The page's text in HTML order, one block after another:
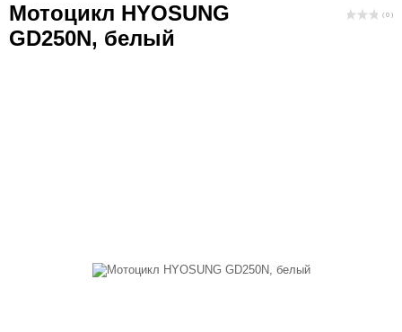
Мотоцикл HYOSUNG
GD250N, белый
( 0 )